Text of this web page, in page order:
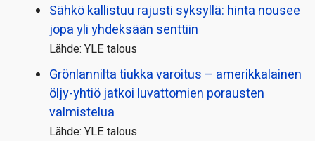
Sähkö kallistuu rajusti syksyllä: hinta nousee
jopa yli yhdeksään senttiin
Lähde: YLE talous
Grönlannilta tiukka varoitus – amerikkalainen
öljy-yhtiö jatkoi luvattomien porausten
valmistelua
Lähde: YLE talous